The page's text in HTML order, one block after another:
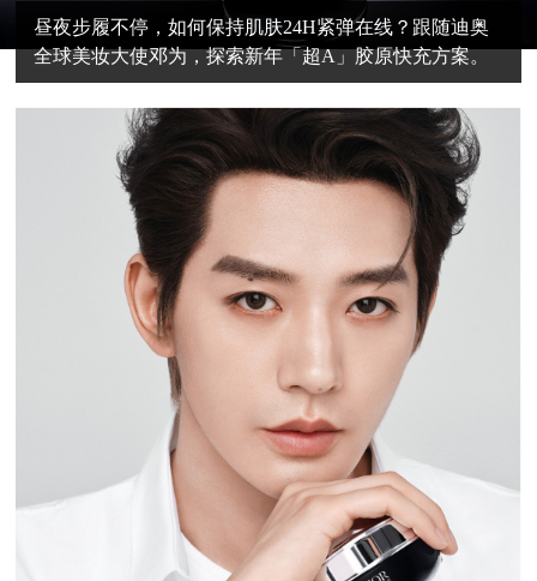
昼夜步履不停，如何保持肌肤24H紧弹在线？跟随迪奥
全球美妆大使邓为，探索新年「超A」胶原快充方案。